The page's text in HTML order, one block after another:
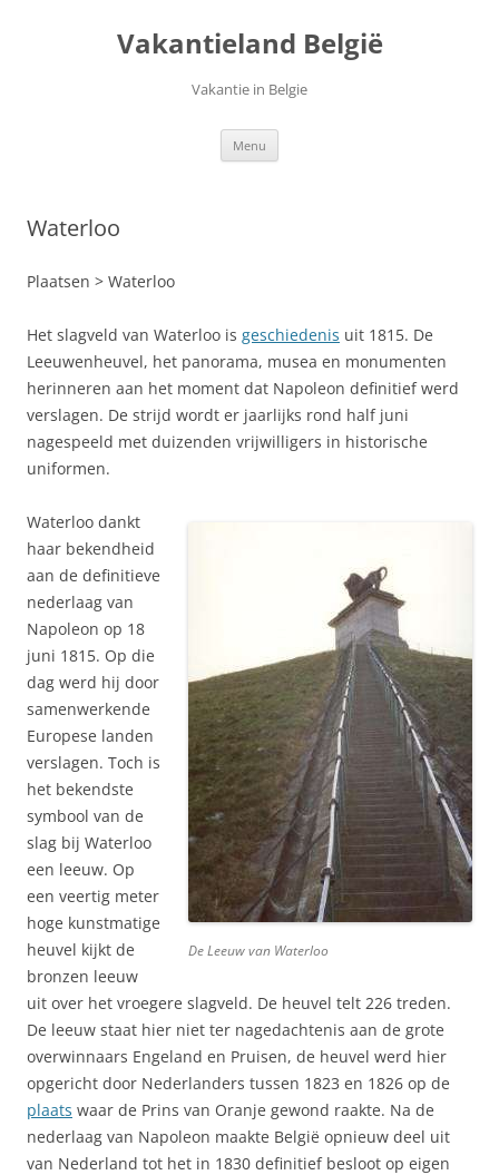
Vakantieland België
Vakantie in Belgie
Menu
Waterloo
Plaatsen > Waterloo
Het slagveld van Waterloo is geschiedenis uit 1815. De
Leeuwenheuvel, het panorama, musea en monumenten
herinneren aan het moment dat Napoleon definitief werd
verslagen. De strijd wordt er jaarlijks rond half juni
nagespeeld met duizenden vrijwilligers in historische
uniformen.
De Leeuw van Waterloo
Waterloo dankt
haar bekendheid
aan de definitieve
nederlaag van
Napoleon op 18
juni 1815. Op die
dag werd hij door
samenwerkende
Europese landen
verslagen. Toch is
het bekendste
symbool van de
slag bij Waterloo
een leeuw. Op
een veertig meter
hoge kunstmatige
heuvel kijkt de
bronzen leeuw
uit over het vroegere slagveld. De heuvel telt 226 treden.
De leeuw staat hier niet ter nagedachtenis aan de grote
overwinnaars Engeland en Pruisen, de heuvel werd hier
opgericht door Nederlanders tussen 1823 en 1826 op de
plaats waar de Prins van Oranje gewond raakte. Na de
nederlaag van Napoleon maakte België opnieuw deel uit
van Nederland tot het in 1830 definitief besloot op eigen